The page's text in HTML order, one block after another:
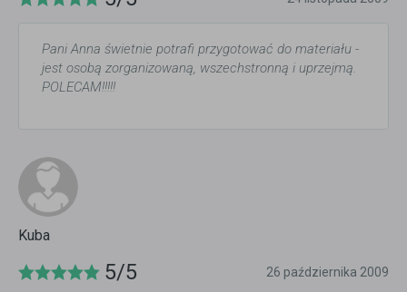
Pani Anna świetnie potrafi przygotować do materiału -
jest osobą zorganizowaną, wszechstronną i uprzejmą.
POLECAM!!!!!
Kuba
5/5 26 października 2009